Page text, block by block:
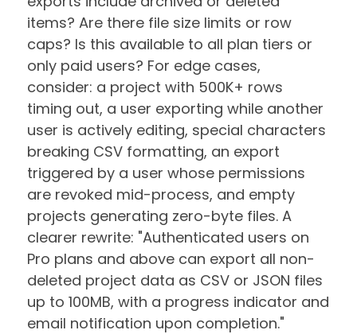
items? Are there file size limits or row
caps? Is this available to all plan tiers or
only paid users? For edge cases,
consider: a project with 500K+ rows
timing out, a user exporting while another
user is actively editing, special characters
breaking CSV formatting, an export
triggered by a user whose permissions
are revoked mid-process, and empty
projects generating zero-byte files. A
clearer rewrite: "Authenticated users on
Pro plans and above can export all non-
deleted project data as CSV or JSON files
up to 100MB, with a progress indicator and
email notification upon completion."